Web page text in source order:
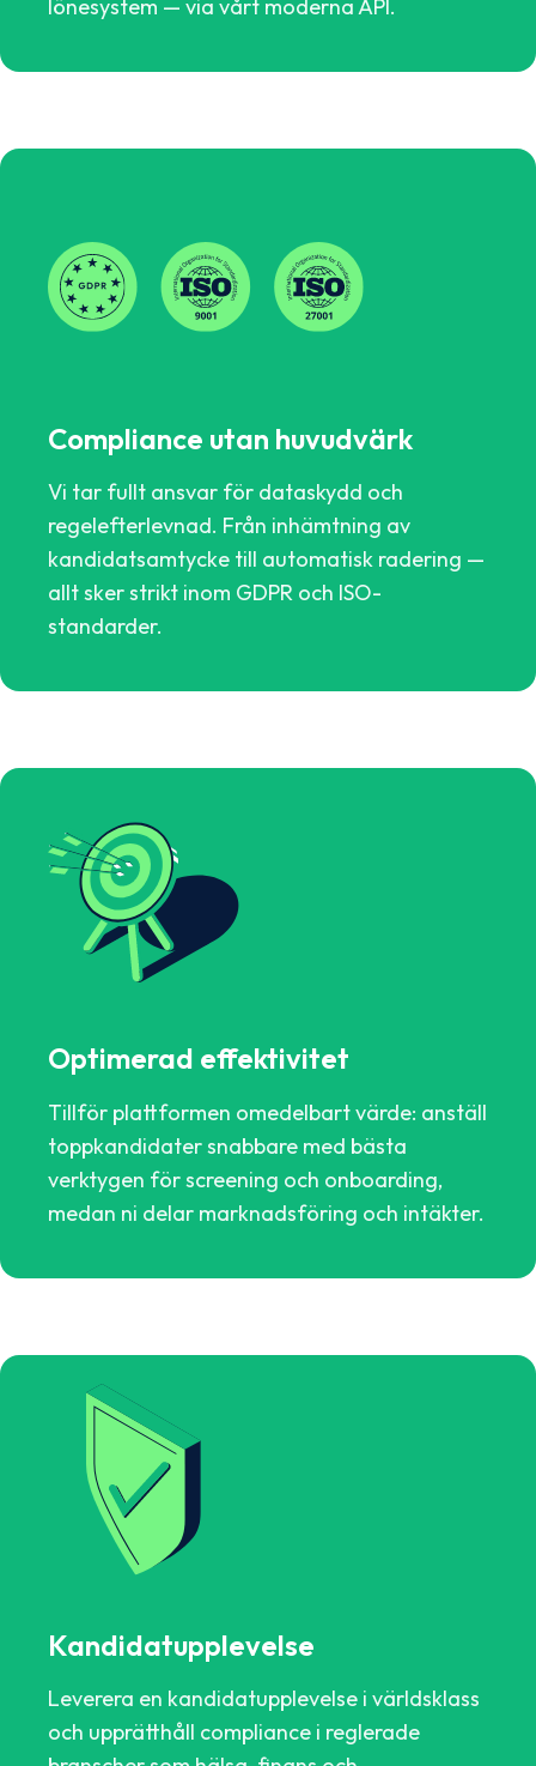
lönesystem — via vårt moderna API.
Compliance utan huvudvärk
Vi tar fullt ansvar för dataskydd och
regelefterlevnad. Från inhämtning av
kandidatsamtycke till automatisk radering —
allt sker strikt inom GDPR och ISO-
standarder.
Optimerad effektivitet
Tillför plattformen omedelbart värde: anställ
toppkandidater snabbare med bästa
verktygen för screening och onboarding,
medan ni delar marknadsföring och intäkter.
Kandidatupplevelse
Leverera en kandidatupplevelse i världsklass
och upprätthåll compliance i reglerade